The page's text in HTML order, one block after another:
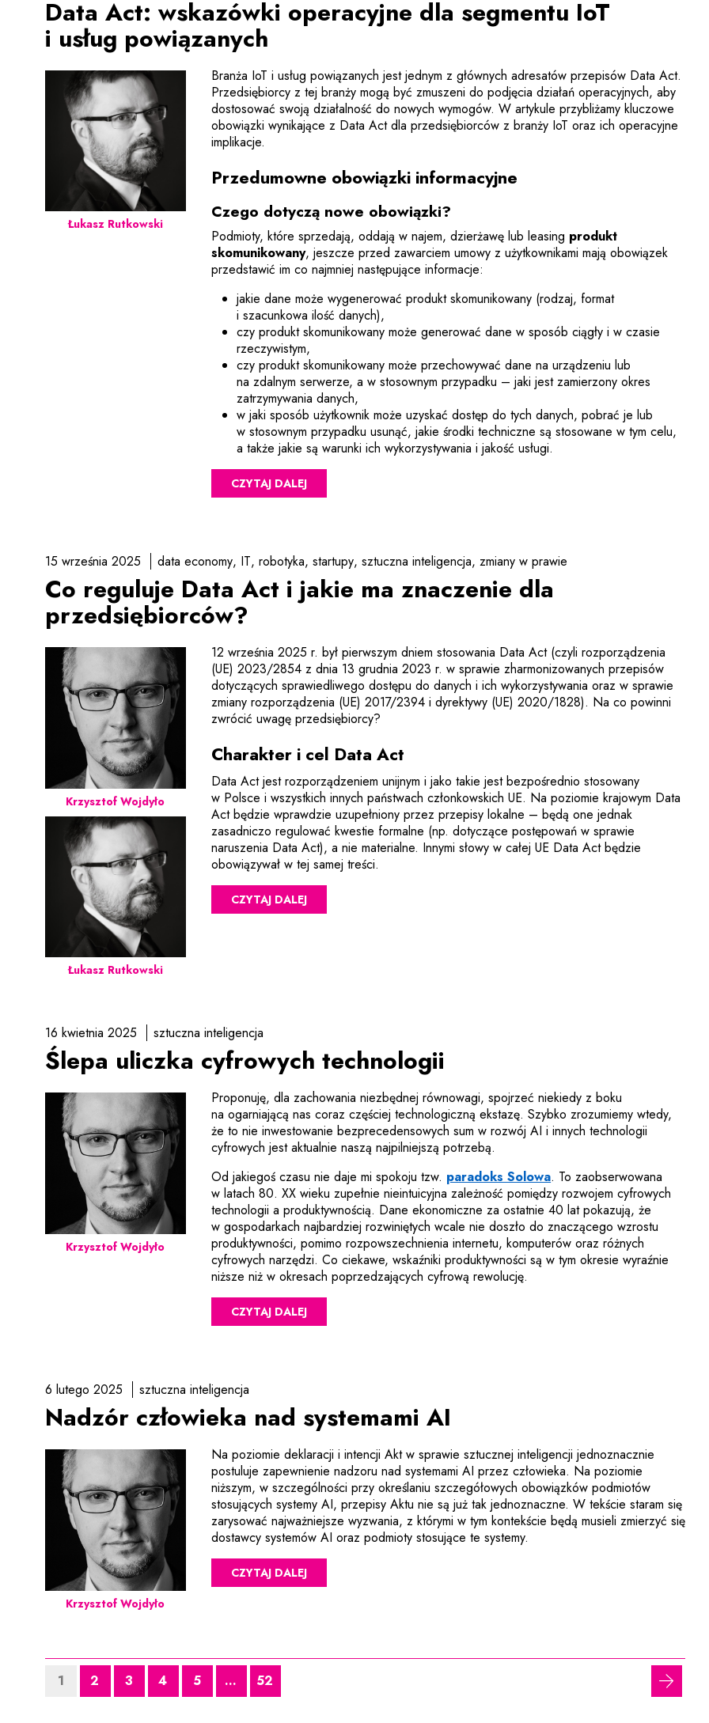
Data Act: wskazówki operacyjne dla segmentu IoT
i usług powiązanych
Branża IoT i usług powiązanych jest jednym z głównych adresatów przepisów Data Act.
Przedsiębiorcy z tej branży mogą być zmuszeni do podjęcia działań operacyjnych, aby
dostosować swoją działalność do nowych wymogów. W artykule przybliżamy kluczowe
obowiązki wynikające z Data Act dla przedsiębiorców z branży IoT oraz ich operacyjne
implikacje.
Przedumowne obowiązki informacyjne
Czego dotyczą nowe obowiązki?
Podmioty, które sprzedają, oddają w najem, dzierżawę lub leasing produkt
skomunikowany, jeszcze przed zawarciem umowy z użytkownikami mają obowiązek
przedstawić im co najmniej następujące informacje:
jakie dane może wygenerować produkt skomunikowany (rodzaj, format
i szacunkowa ilość danych),
czy produkt skomunikowany może generować dane w sposób ciągły i w czasie
rzeczywistym,
czy produkt skomunikowany może przechowywać dane na urządzeniu lub
na zdalnym serwerze, a w stosownym przypadku – jaki jest zamierzony okres
zatrzymywania danych,
w jaki sposób użytkownik może uzyskać dostęp do tych danych, pobrać je lub
w stosownym przypadku usunąć, jakie środki techniczne są stosowane w tym celu,
a także jakie są warunki ich wykorzystywania i jakość usługi.
CZYTAJ DALEJ
Łukasz Rutkowski
15 września 2025 data economy IT robotyka startupy sztuczna inteligencja zmiany w prawie
Co reguluje Data Act i jakie ma znaczenie dla
przedsiębiorców?
12 września 2025 r. był pierwszym dniem stosowania Data Act (czyli rozporządzenia
(UE) 2023/2854 z dnia 13 grudnia 2023 r. w sprawie zharmonizowanych przepisów
dotyczących sprawiedliwego dostępu do danych i ich wykorzystywania oraz w sprawie
zmiany rozporządzenia (UE) 2017/2394 i dyrektywy (UE) 2020/1828). Na co powinni
zwrócić uwagę przedsiębiorcy?
Charakter i cel Data Act
Data Act jest rozporządzeniem unijnym i jako takie jest bezpośrednio stosowany
w Polsce i wszystkich innych państwach członkowskich UE. Na poziomie krajowym Data
Act będzie wprawdzie uzupełniony przez przepisy lokalne – będą one jednak
zasadniczo regulować kwestie formalne (np. dotyczące postępowań w sprawie
naruszenia Data Act), a nie materialne. Innymi słowy w całej UE Data Act będzie
obowiązywał w tej samej treści.
CZYTAJ DALEJ
Krzysztof Wojdyło
Łukasz Rutkowski
16 kwietnia 2025 sztuczna inteligencja
Ślepa uliczka cyfrowych technologii
Proponuję, dla zachowania niezbędnej równowagi, spojrzeć niekiedy z boku
na ogarniającą nas coraz częściej technologiczną ekstazę. Szybko zrozumiemy wtedy,
że to nie inwestowanie bezprecedensowych sum w rozwój AI i innych technologii
cyfrowych jest aktualnie naszą najpilniejszą potrzebą.
Od jakiegoś czasu nie daje mi spokoju tzw. paradoks SolowaUwaga, link zostanie
. To zaobserwowana
w latach 80. XX wieku zupełnie nieintuicyjna zależność pomiędzy rozwojem cyfrowych
technologii a produktywnością. Dane ekonomiczne za ostatnie 40 lat pokazują, że
w gospodarkach najbardziej rozwiniętych wcale nie doszło do znaczącego wzrostu
produktywności, pomimo rozpowszechnienia internetu, komputerów oraz różnych
cyfrowych narzędzi. Co ciekawe, wskaźniki produktywności są w tym okresie wyraźnie
niższe niż w okresach poprzedzających cyfrową rewolucję.
CZYTAJ DALEJ
Krzysztof Wojdyło
6 lutego 2025 sztuczna inteligencja
Nadzór człowieka nad systemami AI
Na poziomie deklaracji i intencji Akt w sprawie sztucznej inteligencji jednoznacznie
postuluje zapewnienie nadzoru nad systemami AI przez człowieka. Na poziomie
niższym, w szczególności przy określaniu szczegółowych obowiązków podmiotów
stosujących systemy AI, przepisy Aktu nie są już tak jednoznaczne. W tekście staram się
zarysować najważniejsze wyzwania, z którymi w tym kontekście będą musieli zmierzyć się
dostawcy systemów AI oraz podmioty stosujące te systemy.
CZYTAJ DALEJ
Krzysztof Wojdyło
1 2 3 4 5 ... 52